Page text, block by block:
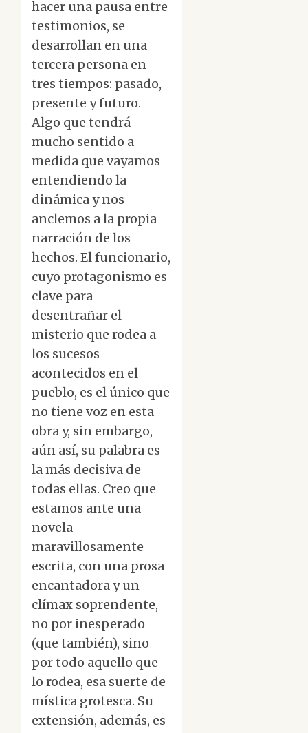
hacer una pausa entre
testimonios, se
desarrollan en una
tercera persona en
tres tiempos: pasado,
presente y futuro.
Algo que tendrá
mucho sentido a
medida que vayamos
entendiendo la
dinámica y nos
anclemos a la propia
narración de los
hechos. El funcionario,
cuyo protagonismo es
clave para
desentrañar el
misterio que rodea a
los sucesos
acontecidos en el
pueblo, es el único que
no tiene voz en esta
obra y, sin embargo,
aún así, su palabra es
la más decisiva de
todas ellas. Creo que
estamos ante una
novela
maravillosamente
escrita, con una prosa
encantadora y un
clímax soprendente,
no por inesperado
(que también), sino
por todo aquello que
lo rodea, esa suerte de
mística grotesca. Su
extensión, además, es